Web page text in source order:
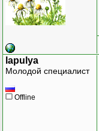
lapulya
Молодой специалист
Offline